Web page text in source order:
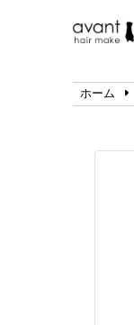
ホーム